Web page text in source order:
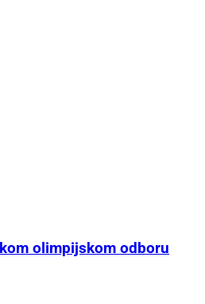
olimpijskom odboru